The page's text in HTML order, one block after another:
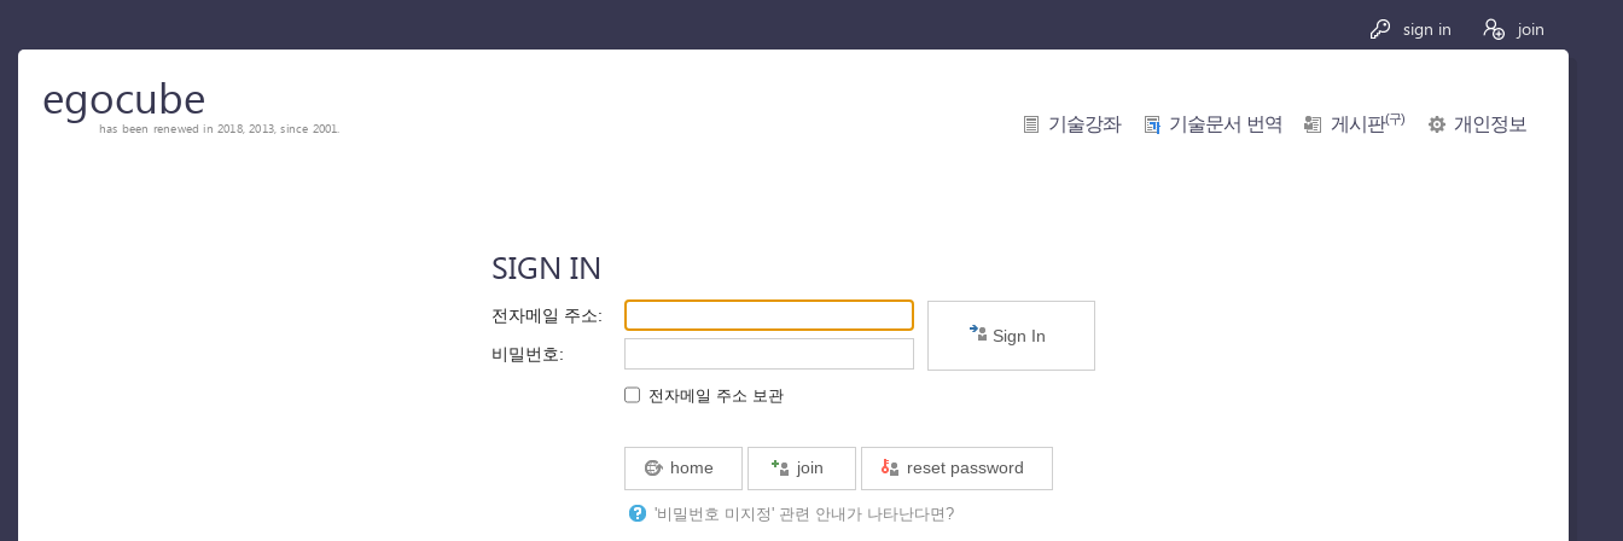
sign in join
egocube
has been renewed in 2018, 2013, since 2001. 기술강좌 기술문서 번역 게시판(구) 개인정보
SIGN IN
전자메일 주소:
비밀번호:
전자메일 주소 보관
Sign In
home join reset password
'비밀번호 미지정' 관련 안내가 나타난다면?